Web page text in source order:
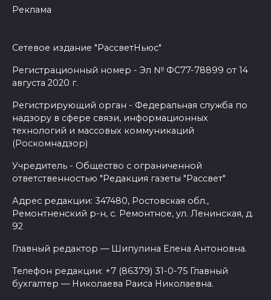
Реклама
Сетевое издание "РассветНьюс"
Регистрационный номер - Эл № ФС77-78899 от 14
августа 2020 г.
Регистрирующий орган - Федеральная служба по
надзору в сфере связи, информационных
технологий и массовых коммуникаций
(Роскомнадзор)
Учредитель - Общество с ограниченной
ответственностью "Редакция газеты "Рассвет"
Адрес редакции: 347480, Ростовская обл.,
Ремонтненский р-н, с. Ремонтное, ул. Ленинская, д.
92
Главный редактор — Шипулина Елена Антоновна.
Телефон редакции: +7 (86379) 31-0-75 Главный
бухгалтер — Николаева Раиса Николаевна.